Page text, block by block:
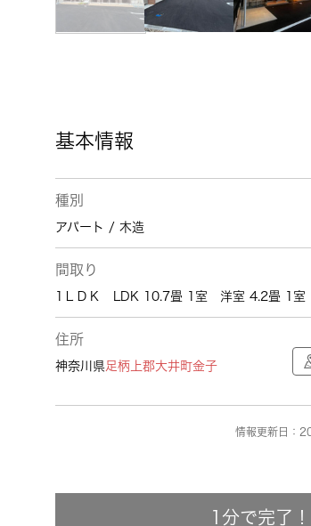
基本情報
種別
アパート / 木造
間取り
1ＬＤＫ LDK 10.7畳 1室 洋室 4.2畳 1室
住所
神奈川県足柄上郡大井町金子
情報更新日：
1分で完了